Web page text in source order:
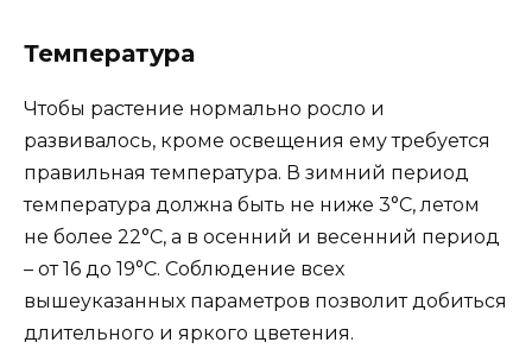
Температура
Чтобы растение нормально росло и
развивалось, кроме освещения ему требуется
правильная температура. В зимний период
температура должна быть не ниже 3°C, летом
не более 22°C, а в осенний и весенний период
– от 16 до 19°C. Соблюдение всех
вышеуказанных параметров позволит добиться
длительного и яркого цветения.